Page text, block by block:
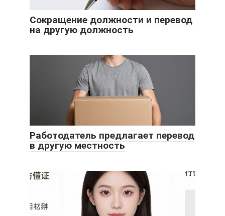
Сокращение должности и перевод
на другую должность
Работодатель предлагает перевод
в другую местность